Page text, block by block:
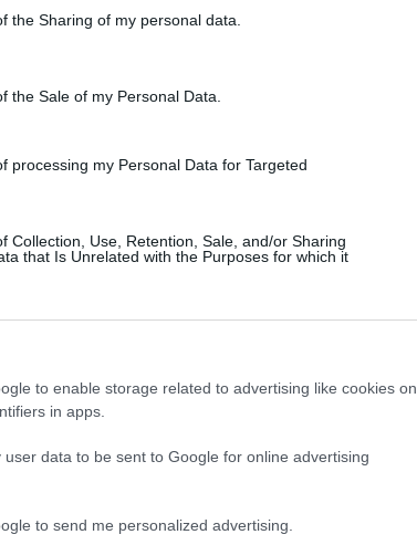
the Sharing of my personal data.
the Sale of my Personal Data.
processing my Personal Data for Targeted
Collection, Use, Retention, Sale, and/or Sharing
that Is Unrelated with the Purposes for which it
to enable storage related to advertising like cookies on
in apps.
user data to be sent to Google for online advertising
to send me personalized advertising.